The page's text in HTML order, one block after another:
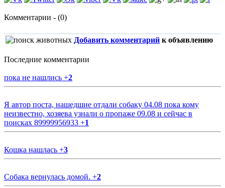
Комментарии - (0)
Добавить комментарий к объявлению
Последние комментарии
пока не нашлись +2
Я автор поста, нашедшие отдали собаку 04.08 пока кому
неизвестно, хозяева узнали о пропаже 09.08 и сейчас в
поисках 89999956933 +1
Кошка нашлась +3
Собака вернулась домой. +2